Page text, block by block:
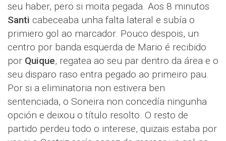
seu haber, pero si moita pegada. Aos 8 minutos
Santi cabeceaba unha falta lateral e subía o
primiero gol ao marcador. Pouco despois, un
centro por banda esquerda de Mario é recibido
por Quique, regatea ao seu par dentro da área e o
seu disparo raso entra pegado ao primeiro pau.
Por si a eliminatoria non estivera ben
sentenciada, o Soneira non concedía ningunha
opción e deixou o título resolto. O resto de
partido perdeu todo o interese, quizais estaba por